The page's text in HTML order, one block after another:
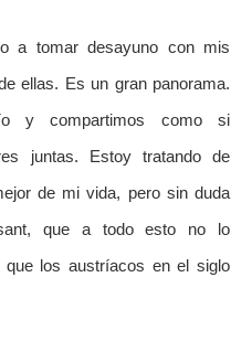
a tomar desayuno con mis
ellas. Es un gran panorama.
y compartimos como si
juntas. Estoy tratando de
de mi vida, pero sin duda
que a todo esto no lo
que los austríacos en el siglo